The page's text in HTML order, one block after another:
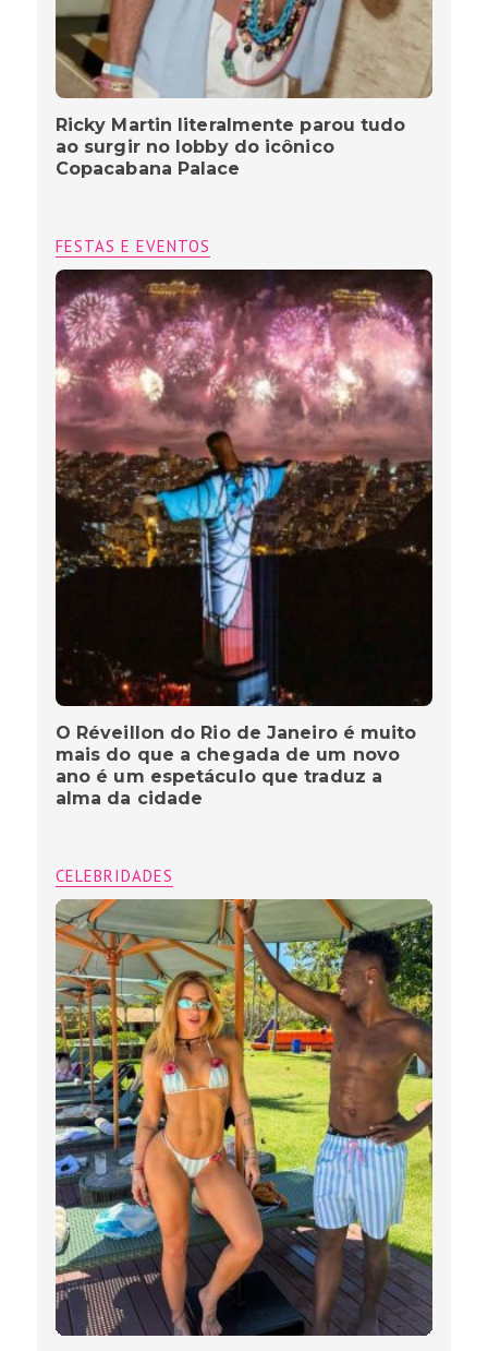
Ricky Martin literalmente parou tudo
ao surgir no lobby do icônico
Copacabana Palace
FESTAS E EVENTOS
O Réveillon do Rio de Janeiro é muito
mais do que a chegada de um novo
ano é um espetáculo que traduz a
alma da cidade
CELEBRIDADES